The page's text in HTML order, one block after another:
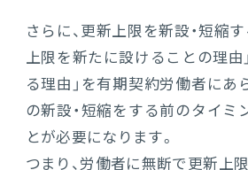
さらに、更新上限を新設・短縮す
上限を新たに設けることの理由」
る理由」を有期契約労働者にあ
の新設・短縮をする前のタイミ
とが必要になります。
つまり、労働者に無断で更新上